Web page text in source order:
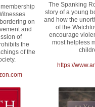
on
and
of
the
of the
The Spanking
story of a young
and how the
of the
encourage
most helpless
https://